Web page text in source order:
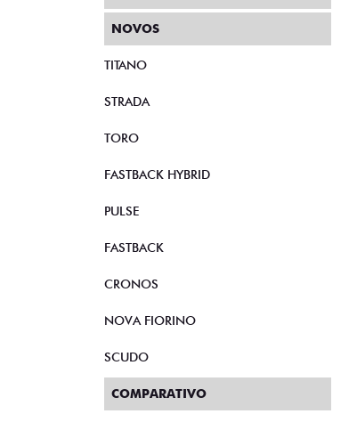
NOVOS
TITANO
STRADA
TORO
FASTBACK HYBRID
PULSE
FASTBACK
CRONOS
NOVA FIORINO
SCUDO
COMPARATIVO